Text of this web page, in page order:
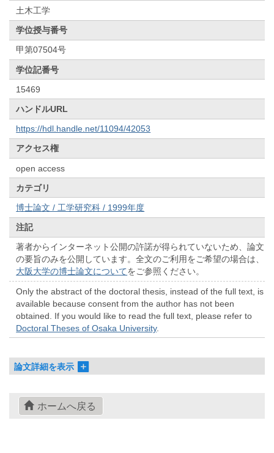
土木工学
学位授与番号
甲第07504号
学位記番号
15469
ハンドルURL
https://hdl.handle.net/11094/42053
アクセス権
open access
カテゴリ
博士論文 / 工学研究科 / 1999年度
注記
著者からインターネット公開の許諾が得られていないため、論文
の要旨のみを公開しています。全文のご利用をご希望の場合は、
大阪大学の博士論文についてをご参照ください。
Only the abstract of the doctoral thesis, instead of the full text, is
available because consent from the author has not been
obtained. If you would like to read the full text, please refer to
Doctoral Theses of Osaka University.
論文詳細を表示
ホームへ戻る